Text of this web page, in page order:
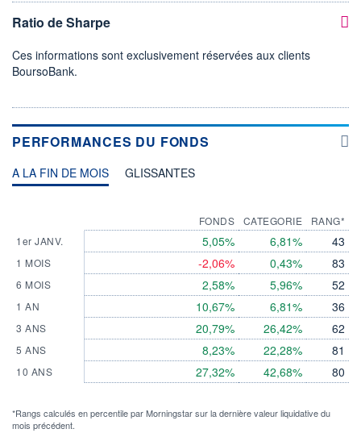
Ratio de Sharpe
Ces informations sont exclusivement réservées aux clients
BoursoBank.
PERFORMANCES DU FONDS
A LA FIN DE MOIS GLISSANTES
1er JANV.
1 MOIS
6 MOIS
1 AN
3 ANS
5 ANS
10 ANS
FONDS
5,05%
-2,06%
2,58%
10,67%
20,79%
8,23%
27,32%
CATEGORIE
6,81%
0,43%
5,96%
6,81%
26,42%
22,28%
42,68%
RANG*
43
83
52
36
62
81
80
*Rangs calculés en percentile par Morningstar sur la dernière valeur liquidative du
mois précédent.